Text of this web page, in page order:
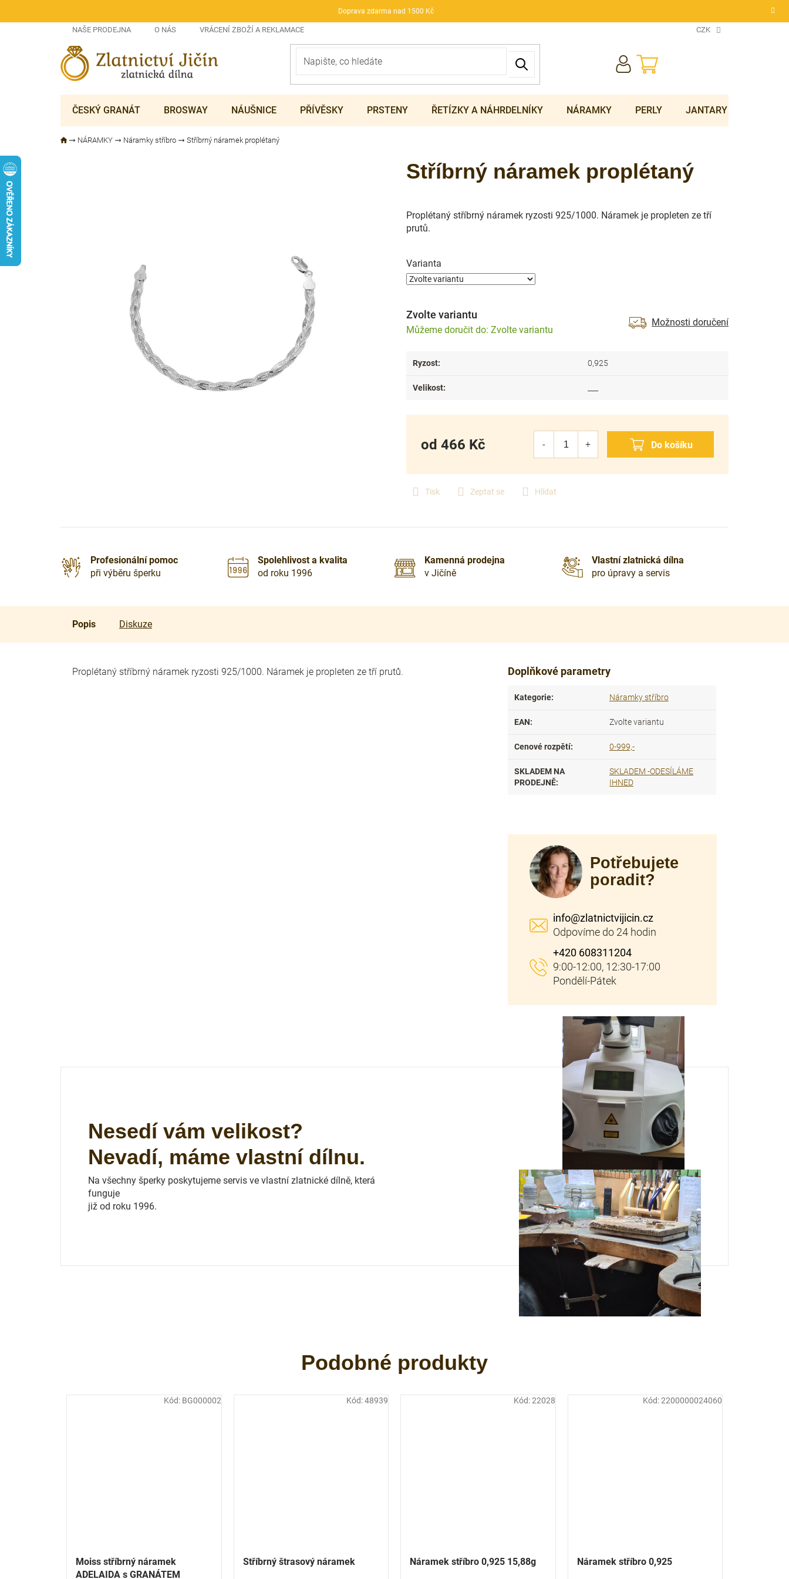
Doprava zdarma nad 1500 Kč
NAŠE PRODEJNA O NÁS VRÁCENÍ ZBOŽÍ A REKLAMACE CZK
NÁKUPNÍ
KOŠÍK
ČESKÝ GRANÁT BROSWAY NÁUŠNICE PŘÍVĚSKY PRSTENY ŘETÍZKY A NÁHRDELNÍKY NÁRAMKY PERLY JANTARY
NÁRAMKY Náramky stříbro Stříbrný náramek proplétaný
Varianta
Proplétaný stříbrný náramek ryzosti 925/1000. Náramek je propleten ze tří
prutů.
Tisk Zeptat se Hlídat
Stříbrný náramek proplétaný
Zvolte variantu
Zvolte variantu
Možnosti doručení
od 466 Kč
Ryzost: 0,925
Velikost:
Profesionální pomoc
při výběru šperku
Spolehlivost a kvalita
od roku 1996
Kamenná prodejna
v Jičíně
Vlastní zlatnická dílna
pro úpravy a servis
Popis Diskuze
Proplétaný stříbrný náramek ryzosti 925/1000. Náramek je propleten ze tří prutů. Doplňkové parametry
Kategorie: Náramky stříbro
EAN: Zvolte variantu
Cenové rozpětí: 0-999,-
SKLADEM NA
PRODEJNĚ:
SKLADEM -ODESÍLÁME
IHNED
Potřebujete
poradit?
info@zlatnictvijicin.cz
+420 608311204
Moiss stříbrný náramek
ADELAIDA s GRANÁTEM
Kód: BG000002
Stříbrný štrasový náramek
Kód:48939
Náramek stříbro 0,925 15,88g
Kód:22028
Náramek stříbro 0,925
Kód:2200000024060
Nesedí vám velikost?
Nevadí, máme vlastní dílnu.
Na všechny šperky poskytujeme servis ve vlastní zlatnické dílně, která
funguje
již od roku 1996.